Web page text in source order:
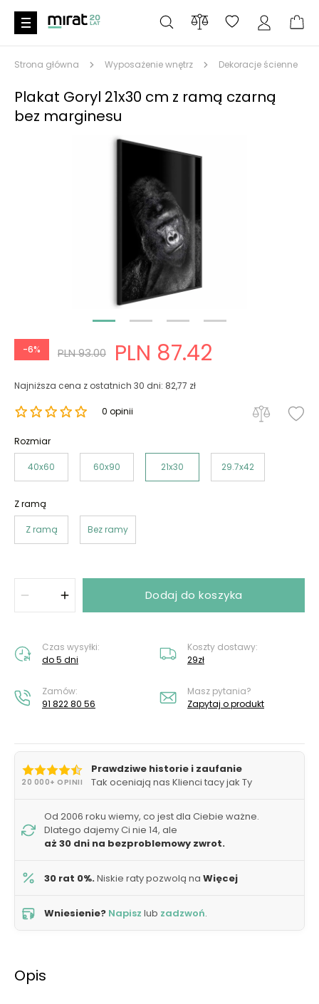
Strona główna Wyposażenie wnętrz Dekoracje ścienne
Plakat Goryl 21x30 cm z ramą czarną
bez marginesu
-6% PLN 93.00 PLN 87.42
Najniższa cena z ostatnich 30 dni: 82,77 zł
0 opinii
Rozmiar
40x60 60x90 21x30 29.7x42
Z ramą
Z ramą Bez ramy
Dodaj do koszyka
Czas wysyłki:
do 5 dni
Koszty dostawy:
29zł
Zamów:
91 822 80 56
Masz pytania?
Zapytaj o produkt
20 000+ OPINII
Prawdziwe historie i zaufanie
Tak oceniają nas Klienci tacy jak Ty
Od 2006 roku wiemy, co jest dla Ciebie ważne.
Dlatego dajemy Ci nie 14, ale
aż 30 dni na bezproblemowy zwrot.
30 rat 0%.Niskie raty pozwolą na Więcej
Wniesienie? Napisz lub zadzwoń.
Opis